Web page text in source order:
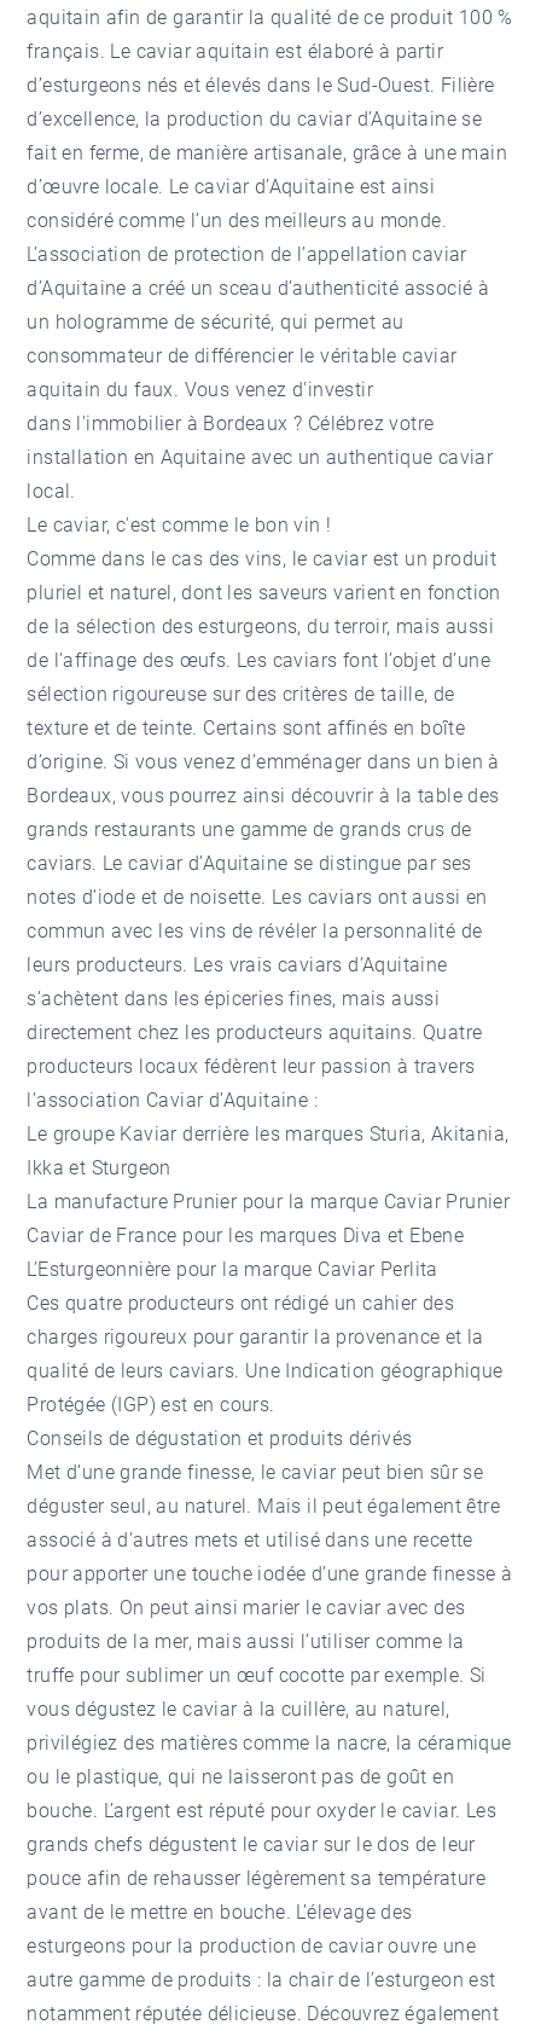
aquitain afin de garantir la qualité de ce produit 100 %
français. Le caviar aquitain est élaboré à partir
d’esturgeons nés et élevés dans le Sud-Ouest. Filière
d’excellence, la production du caviar d’Aquitaine se
fait en ferme, de manière artisanale, grâce à une main
d’œuvre locale. Le caviar d’Aquitaine est ainsi
considéré comme l’un des meilleurs au monde.
L’association de protection de l’appellation caviar
d’Aquitaine a créé un sceau d’authenticité associé à
un hologramme de sécurité, qui permet au
consommateur de différencier le véritable caviar
aquitain du faux. Vous venez d'investir
dans l'immobilier à Bordeaux ? Célébrez votre
installation en Aquitaine avec un authentique caviar
local.
Le caviar, c'est comme le bon vin !
Comme dans le cas des vins, le caviar est un produit
pluriel et naturel, dont les saveurs varient en fonction
de la sélection des esturgeons, du terroir, mais aussi
de l’affinage des œufs. Les caviars font l’objet d’une
sélection rigoureuse sur des critères de taille, de
texture et de teinte. Certains sont affinés en boîte
d’origine. Si vous venez d’emménager dans un bien à
Bordeaux, vous pourrez ainsi découvrir à la table des
grands restaurants une gamme de grands crus de
caviars. Le caviar d’Aquitaine se distingue par ses
notes d’iode et de noisette. Les caviars ont aussi en
commun avec les vins de révéler la personnalité de
leurs producteurs. Les vrais caviars d’Aquitaine
s’achètent dans les épiceries fines, mais aussi
directement chez les producteurs aquitains. Quatre
producteurs locaux fédèrent leur passion à travers
l’association Caviar d’Aquitaine :
Le groupe Kaviar derrière les marques Sturia, Akitania,
Ikka et Sturgeon
La manufacture Prunier pour la marque Caviar Prunier
Caviar de France pour les marques Diva et Ebene
L’Esturgeonnière pour la marque Caviar Perlita
Ces quatre producteurs ont rédigé un cahier des
charges rigoureux pour garantir la provenance et la
qualité de leurs caviars. Une Indication géographique
Protégée (IGP) est en cours.
Conseils de dégustation et produits dérivés
Met d’une grande finesse, le caviar peut bien sûr se
déguster seul, au naturel. Mais il peut également être
associé à d’autres mets et utilisé dans une recette
pour apporter une touche iodée d’une grande finesse à
vos plats. On peut ainsi marier le caviar avec des
produits de la mer, mais aussi l’utiliser comme la
truffe pour sublimer un œuf cocotte par exemple. Si
vous dégustez le caviar à la cuillère, au naturel,
privilégiez des matières comme la nacre, la céramique
ou le plastique, qui ne laisseront pas de goût en
bouche. L’argent est réputé pour oxyder le caviar. Les
grands chefs dégustent le caviar sur le dos de leur
pouce afin de rehausser légèrement sa température
avant de le mettre en bouche. L’élevage des
esturgeons pour la production de caviar ouvre une
autre gamme de produits : la chair de l’esturgeon est
notamment réputée délicieuse. Découvrez également